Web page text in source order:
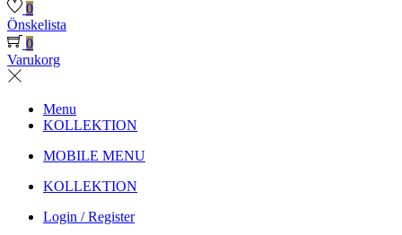
0
Önskelista
0
Varukorg
Menu
KOLLEKTION
MOBILE MENU
KOLLEKTION
Login / Register